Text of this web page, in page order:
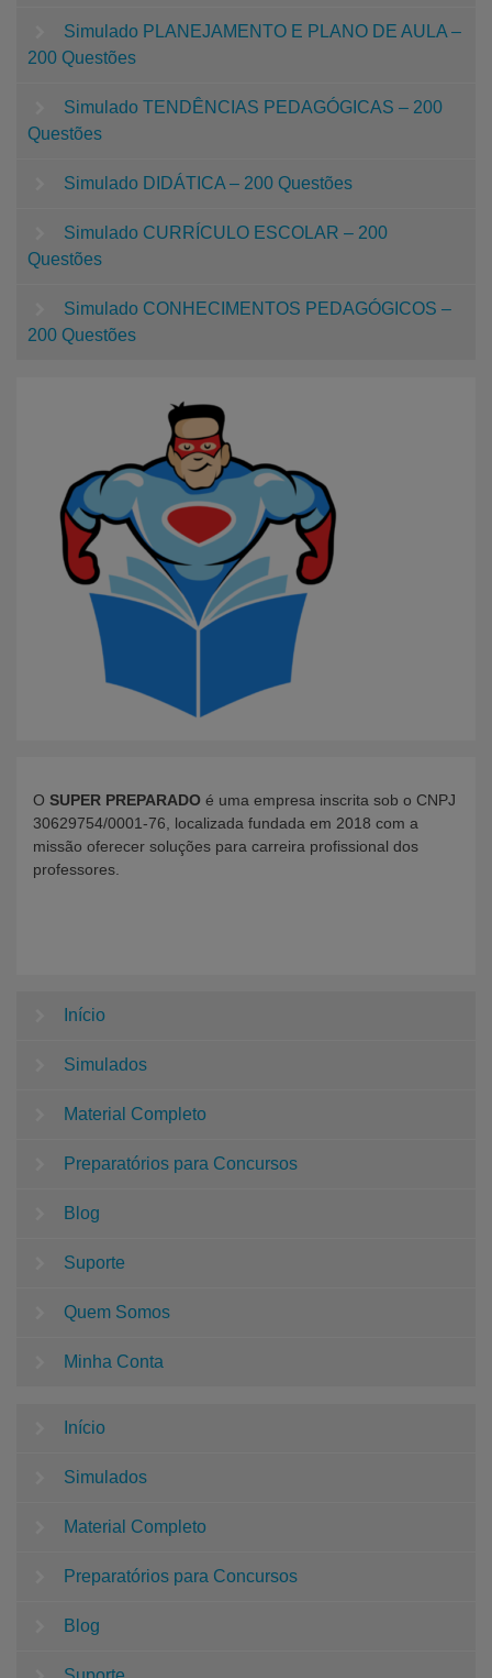
Simulado PLANEJAMENTO E PLANO DE AULA –
200 Questões
Simulado TENDÊNCIAS PEDAGÓGICAS – 200
Questões
Simulado DIDÁTICA – 200 Questões
Simulado CURRÍCULO ESCOLAR – 200
Questões
Simulado CONHECIMENTOS PEDAGÓGICOS –
200 Questões
O SUPER PREPARADO é uma empresa inscrita sob o CNPJ
30629754/0001-76, localizada fundada em 2018 com a
missão oferecer soluções para carreira profissional dos
professores.
Início
Simulados
Material Completo
Preparatórios para Concursos
Blog
Suporte
Quem Somos
Minha Conta
Início
Simulados
Material Completo
Preparatórios para Concursos
Blog